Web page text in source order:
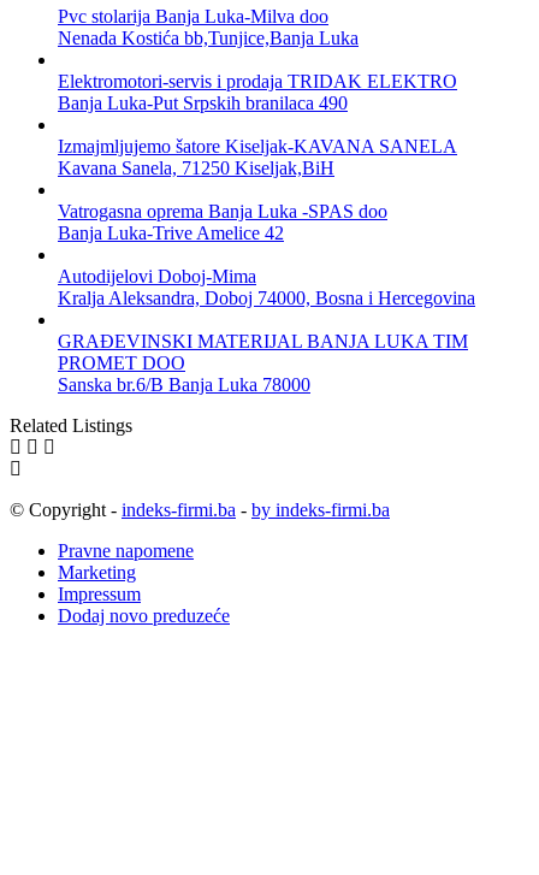
Pvc stolarija Banja Luka-Milva doo
Nenada Kostića bb,Tunjice,Banja Luka
Elektromotori-servis i prodaja TRIDAK ELEKTRO
Banja Luka-Put Srpskih branilaca 490
Izmajmljujemo šatore Kiseljak-KAVANA SANELA
Kavana Sanela, 71250 Kiseljak,BiH
Vatrogasna oprema Banja Luka -SPAS doo
Banja Luka-Trive Amelice 42
Autodijelovi Doboj-Mima
Kralja Aleksandra, Doboj 74000, Bosna i Hercegovina
GRAĐEVINSKI MATERIJAL BANJA LUKA TIM
PROMET DOO
Sanska br.6/B Banja Luka 78000
Related Listings
© Copyright - indeks-firmi.ba - by indeks-firmi.ba
Pravne napomene
Marketing
Impressum
Dodaj novo preduzeće